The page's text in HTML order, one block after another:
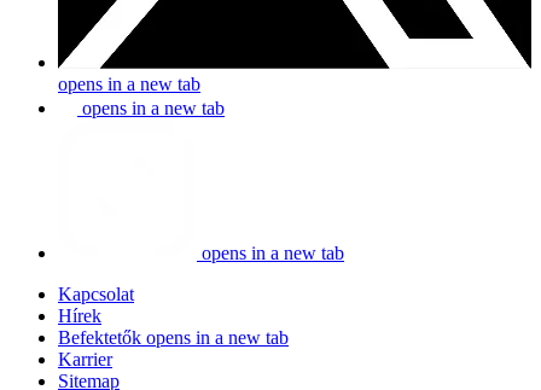
opens in a new tab
opens in a new tab
opens in a new tab
Kapcsolat
Hírek
Befektetők opens in a new tab
Karrier
Sitemap